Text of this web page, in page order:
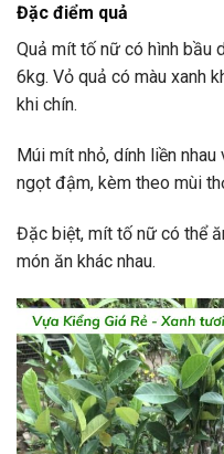
Đặc điểm quả
Quả mít tố nữ có hình bầu
6kg. Vỏ quả có màu xanh
khi chín.
Múi mít nhỏ, dính liền
ngọt đậm, kèm theo mùi
Đặc biệt, mít tố nữ có thể
món ăn khác nhau.